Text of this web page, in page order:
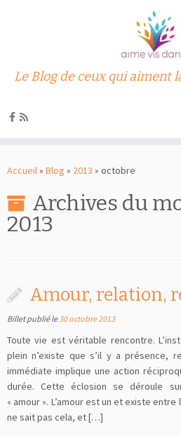
au
Le Blog de ceux qui aiment
Accueil» Blog » 2013 » octobre
Archives du
2013
Amour, relation,
Billet publié le30 octobre 2013
Toute vie est véritable rencontre.
plein n’existe que s’il y a présence,
immédiate implique une action
durée. Cette éclosion se déroule
« amour ». L’amour est un et existe entre
ne sait pas cela, et […]